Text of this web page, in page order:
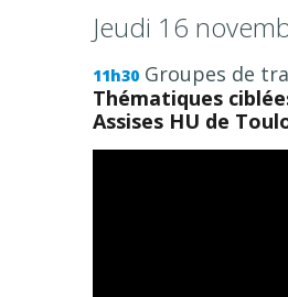
Jeudi 16
11h30 Groupes de
Thématiques
Assises HU de